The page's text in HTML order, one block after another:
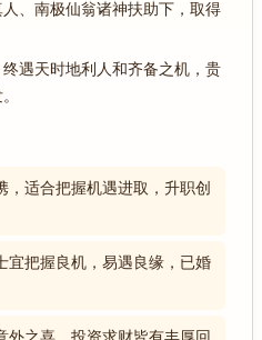
、南极仙翁诸神扶助下，取得
遇天时地利人和齐备之机，贵
，适合把握机遇进取，升职创
宜把握良机，易遇良缘，已婚